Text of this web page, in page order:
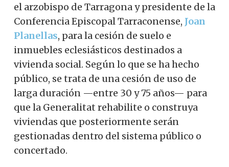
el arzobispo de Tarragona y presidente de la
Conferencia Episcopal Tarraconense, Joan
Planellas, para la cesión de suelo e
inmuebles eclesiásticos destinados a
vivienda social. Según lo que se ha hecho
público, se trata de una cesión de uso de
larga duración —entre 30 y 75 años— para
que la Generalitat rehabilite o construya
viviendas que posteriormente serán
gestionadas dentro del sistema público o
concertado.